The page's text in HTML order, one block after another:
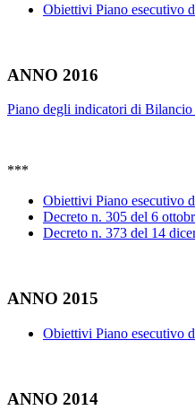
Obiettivi Piano esecutivo
ANNO 2016
Piano degli indicatori di
***
Obiettivi Piano esecutivo
Decreto n. 305 del 6
Decreto n. 373 del 14
ANNO 2015
Obiettivi Piano esecutivo
ANNO 2014